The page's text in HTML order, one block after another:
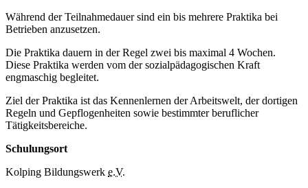
Während der Teilnahmedauer sind ein bis mehrere Praktika bei
Betrieben anzusetzen.
Die Praktika dauern in der Regel zwei bis maximal 4 Wochen.
Diese Praktika werden vom der sozialpädagogischen Kraft
engmaschig begleitet.
Ziel der Praktika ist das Kennenlernen der Arbeitswelt, der dortigen
Regeln und Gepflogenheiten sowie bestimmter beruflicher
Tätigkeitsbereiche.
Schulungsort
Kolping Bildungswerk e.V.